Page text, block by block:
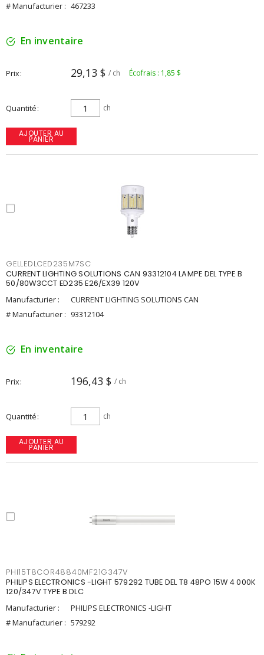
# Manufacturier : 467233
En inventaire
Prix 29,13 $ / ch Écofrais : 1,85 $
Quantité ch
AJOUTER AU
PANIER
GELLEDLCED235M7SC
CURRENT LIGHTING SOLUTIONS CAN 93312104 LAMPE DEL TYPE B
50/80W3CCT ED235 E26/EX39 120V
Manufacturier :
CURRENT LIGHTING SOLUTIONS CAN
# Manufacturier : 93312104
En inventaire
Prix 196,43 $ / ch
Quantité ch
AJOUTER AU
PANIER
PHI15T8COR48840MF21G347V
PHILIPS ELECTRONICS -LIGHT 579292 TUBE DEL T8 48PO 15W 4 000K
120/347V TYPE B DLC
Manufacturier :
PHILIPS ELECTRONICS -LIGHT
# Manufacturier : 579292